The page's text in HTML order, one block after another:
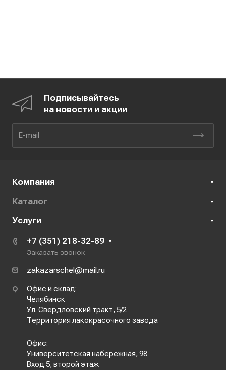
Подписывайтесь
на новости и акции
Компания
Каталог
Услуги
+7 (351) 218-32-89
Заказать звонок
zakazarschel@mail.ru
Офис и склад:
Челябинск
Ул. Свердловский тракт, 5/2
Территория лакокрасочного завода
Офис:
Университетская набережная, 98
Вход 5, второй этаж